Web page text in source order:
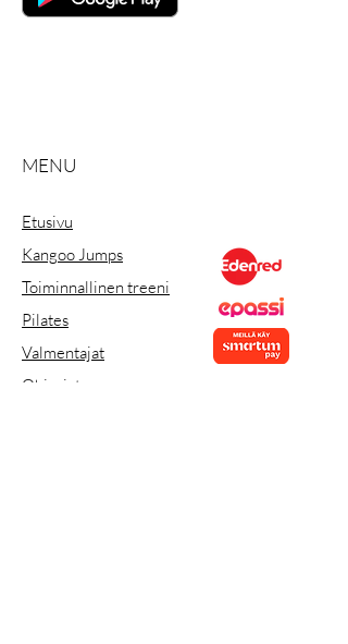
MENU
Etusivu
Kangoo Jumps
Toiminnallinen treeni
Pilates
Valmentajat
Ohjaajat